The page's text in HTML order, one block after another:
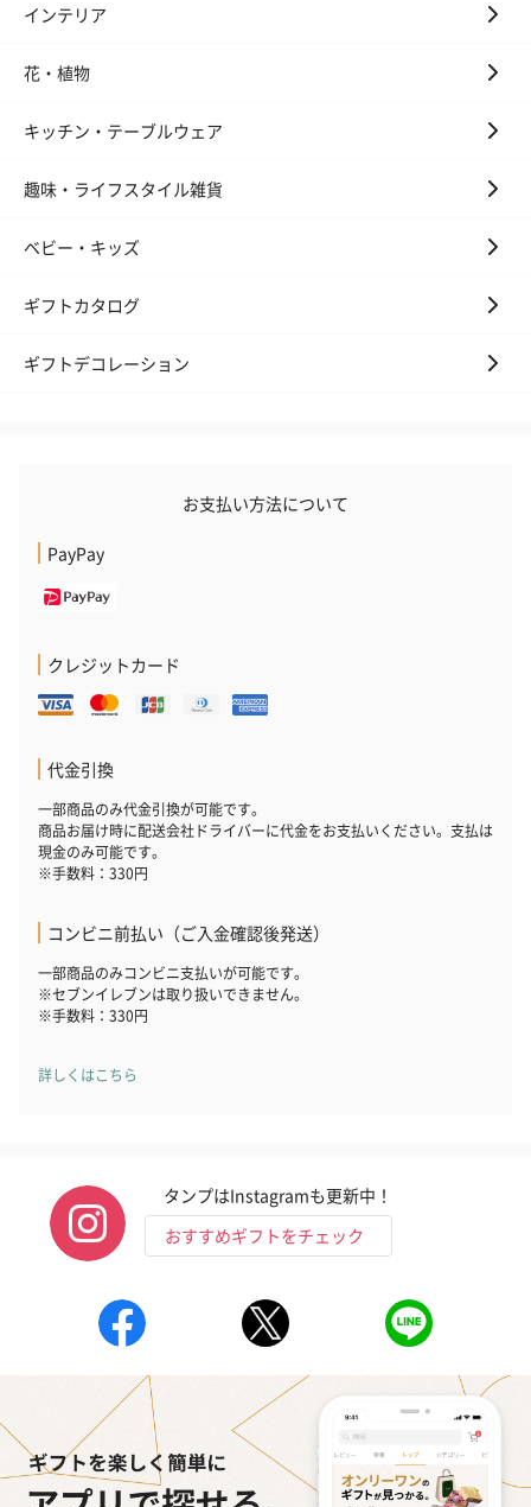
インテリア
花・植物
キッチン・テーブルウェア
趣味・ライフスタイル雑貨
ベビー・キッズ
ギフトカタログ
ギフトデコレーション
お支払い方法について
PayPay
クレジットカード
代金引換
一部商品のみ代金引換が可能です。
商品お届け時に配送会社ドライバーに代金をお支払いください。支払は
現金のみ可能です。
※手数料：330円
コンビニ前払い（ご入金確認後発送）
一部商品のみコンビニ支払いが可能です。
※セブンイレブンは取り扱いできません。
※手数料：330円
詳しくはこちら
タンプはInstagramも更新中！
おすすめギフトをチェック